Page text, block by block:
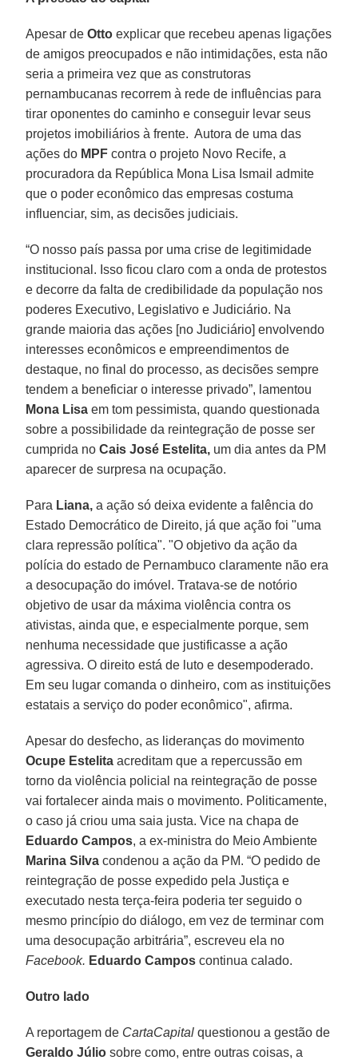
Apesar deOtto explicar que recebeu apenas ligações
de amigos preocupados e não intimidações, esta não
seria a primeira vez que as construtoras
pernambucanas recorrem à rede de influências para
tirar oponentes do caminho e conseguir levar seus
projetos imobiliários à frente. Autora de uma das
ações do MPF contra o projeto Novo Recife, a
procuradora da República Mona Lisa Ismail admite
que o poder econômico das empresas costuma
influenciar, sim, as decisões judiciais.
“O nosso país passa por uma crise de legitimidade
institucional. Isso ficou claro com a onda de protestos
e decorre da falta de credibilidade da população nos
poderes Executivo, Legislativo e Judiciário. Na
grande maioria das ações [no Judiciário] envolvendo
interesses econômicos e empreendimentos de
destaque, no final do processo, as decisões sempre
tendem a beneficiar o interesse privado”, lamentou
Mona Lisa em tom pessimista, quando questionada
sobre a possibilidade da reintegração de posse ser
cumprida noCais José Estelita, um dia antes da PM
aparecer de surpresa na ocupação.
Para Liana, a ação só deixa evidente a falência do
Estado Democrático de Direito, já que ação foi "uma
clara repressão política". "O objetivo da ação da
polícia do estado de Pernambuco claramente não era
a desocupação do imóvel. Tratava-se de notório
objetivo de usar da máxima violência contra os
ativistas, ainda que, e especialmente porque, sem
nenhuma necessidade que justificasse a ação
agressiva. O direito está de luto e desempoderado.
Em seu lugar comanda o dinheiro, com as instituições
estatais a serviço do poder econômico", afirma.
Apesar do desfecho, as lideranças do movimento
Ocupe Estelita acreditam que a repercussão em
torno da violência policial na reintegração de posse
vai fortalecer ainda mais o movimento. Politicamente,
o caso já criou uma saia justa. Vice na chapa de
Eduardo Campos, a ex-ministra do Meio Ambiente
Marina Silva condenou a ação da PM. “O pedido de
reintegração de posse expedido pela Justiça e
executado nesta terça-feira poderia ter seguido o
mesmo princípio do diálogo, em vez de terminar com
uma desocupação arbitrária”, escreveu ela no
Facebook. Eduardo Campos continua calado.
Outro lado
A reportagem de CartaCapital questionou a gestão de
Geraldo Júlio sobre como, entre outras coisas, a